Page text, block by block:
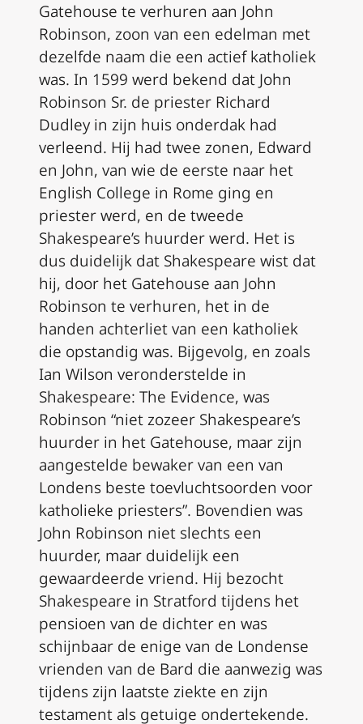
Gatehouse te verhuren aan John
Robinson, zoon van een edelman met
dezelfde naam die een actief katholiek
was. In 1599 werd bekend dat John
Robinson Sr. de priester Richard
Dudley in zijn huis onderdak had
verleend. Hij had twee zonen, Edward
en John, van wie de eerste naar het
English College in Rome ging en
priester werd, en de tweede
Shakespeare’s huurder werd. Het is
dus duidelijk dat Shakespeare wist dat
hij, door het Gatehouse aan John
Robinson te verhuren, het in de
handen achterliet van een katholiek
die opstandig was. Bijgevolg, en zoals
Ian Wilson veronderstelde in
Shakespeare: The Evidence, was
Robinson “niet zozeer Shakespeare’s
huurder in het Gatehouse, maar zijn
aangestelde bewaker van een van
Londens beste toevluchtsoorden voor
katholieke priesters”. Bovendien was
John Robinson niet slechts een
huurder, maar duidelijk een
gewaardeerde vriend. Hij bezocht
Shakespeare in Stratford tijdens het
pensioen van de dichter en was
schijnbaar de enige van de Londense
vrienden van de Bard die aanwezig was
tijdens zijn laatste ziekte en zijn
testament als getuige ondertekende.